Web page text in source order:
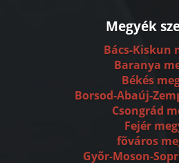
Megyék
Bács-Kiskun
Baranya
Békés
Borsod-Abaúj-
Csongrád
Fejér
fõváros
Gyõr-Moson-